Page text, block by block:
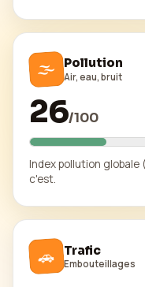
🌫️ Pollution
Air, eau, bruit
26/100
Index pollution globale
c'est.
🚗 Trafic
Embouteillages